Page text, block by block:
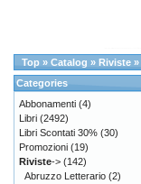
Top » Catalog » Riviste »
Categories
Abbonamenti (4)
Libri (2492)
Libri Scontati 30% (30)
Promozioni (19)
Riviste-> (142)
Abruzzo Letterario (2)